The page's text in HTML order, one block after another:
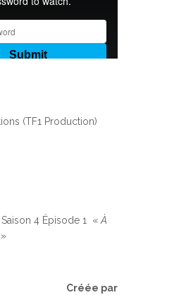
(TF1 Production)
Saison 4 Épisode 1 «À
»
Créée par